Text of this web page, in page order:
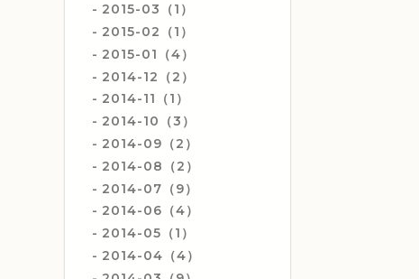
2015-03（1）
2015-02（1）
2015-01（4）
2014-12（2）
2014-11（1）
2014-10（3）
2014-09（2）
2014-08（2）
2014-07（9）
2014-06（4）
2014-05（1）
2014-04（4）